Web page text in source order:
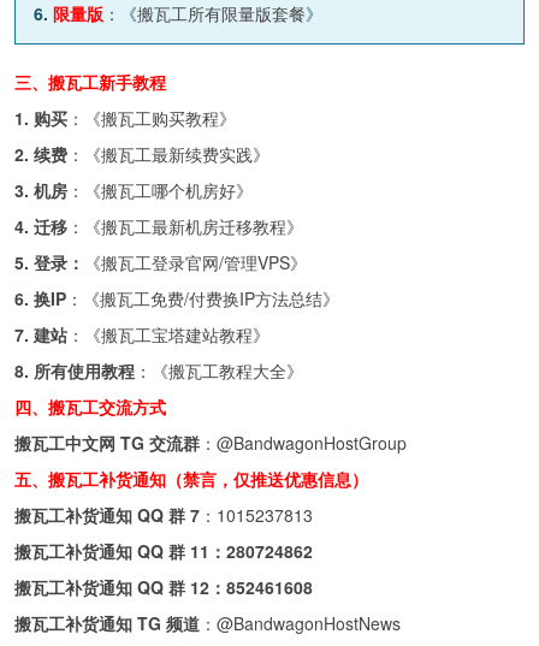
6. 限量版 ：《搬瓦工所有限量版套餐》
三、搬瓦工新手教程
1. 购买 ：《搬瓦工购买教程》
2. 续费 ：《搬瓦工最新续费实践》
3. 机房 ：《搬瓦工哪个机房好》
4. 迁移 ：《搬瓦工最新机房迁移教程》
5. 登录：
《搬瓦工登录官网/管理VPS》
6. 换IP ：《搬瓦工免费/付费换IP方法总结》
7. 建站 ：《搬瓦工宝塔建站教程》
8. 所有使用教程 ：《搬瓦工教程大全》
四、搬瓦工交流方式
搬瓦工中文网 TG 交流群 ： @BandwagonHostGroup
五、搬瓦工补货通知（禁言，仅推送优惠信息）
搬瓦工补货通知 QQ 群 7 ： 1015237813
搬瓦工补货通知 QQ 群 11： 280724862
搬瓦工补货通知 QQ 群 12： 852461608
搬瓦工补货通知 TG 频道 ： @BandwagonHostNews